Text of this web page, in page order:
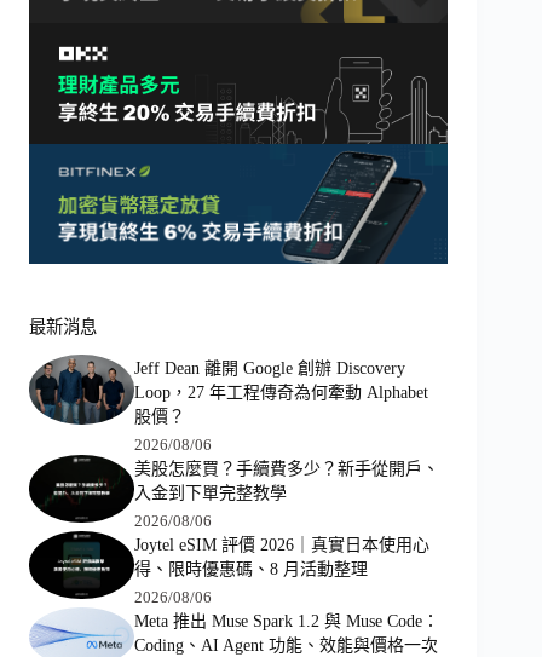
最新消息
Jeff Dean 離開 Google 創辦 Discovery
Loop，27 年工程傳奇為何牽動 Alphabet
股價？
2026/08/06
美股怎麼買？手續費多少？新手從開戶、
入金到下單完整教學
2026/08/06
Joytel eSIM 評價 2026｜真實日本使用心
得、限時優惠碼、8 月活動整理
2026/08/06
Meta 推出 Muse Spark 1.2 與 Muse Code：
Coding、AI Agent 功能、效能與價格一次